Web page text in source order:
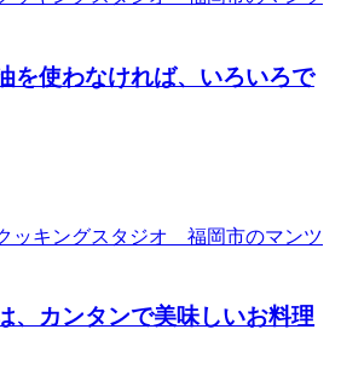
を使わなければ、いろいろで
、カンタンで美味しいお料理